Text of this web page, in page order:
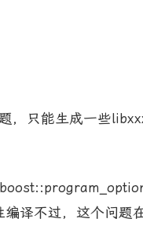
只能生成一些
译不过，这个问题